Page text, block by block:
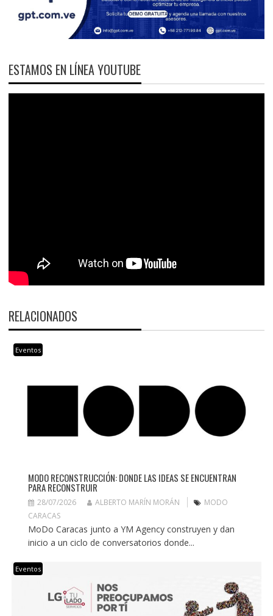
ESTAMOS EN LÍNEA YOUTUBE
RELACIONADOS
Eventos
MODO RECONSTRUCCIÓN: DONDE LAS IDEAS SE ENCUENTRAN
PARA RECONSTRUIR
28/07/2026 ALBERTO MARÍN MORÁN
MODO
CARACAS
MoDo Caracas junto a YM Agency construyen y dan
inicio a un ciclo de conversatorios donde...
Eventos